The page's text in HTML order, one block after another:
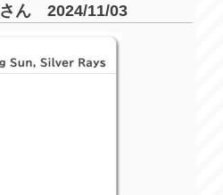
ん 2024/11/03